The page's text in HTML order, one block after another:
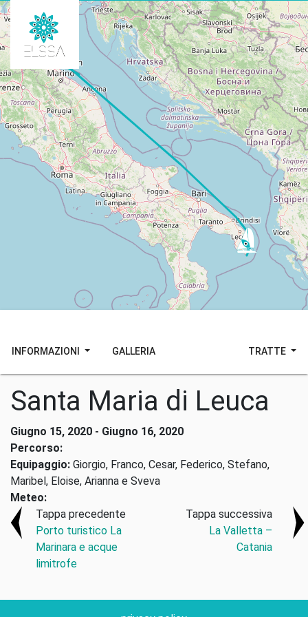
INFORMAZIONI GALLERIA TRATTE
Santa Maria di Leuca
Giugno 15, 2020 - Giugno 16, 2020
Percorso:
Equipaggio: Giorgio, Franco, Cesar, Federico, Stefano,
Maribel, Eloise, Arianna e Sveva
Meteo:
Tappa precedente
Porto turistico La
Marinara e acque
limitrofe
Tappa successiva
La Valletta –
Catania